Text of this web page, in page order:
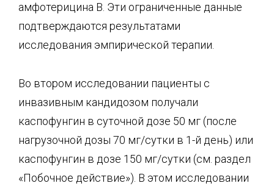
амфотерицина В. Эти ограниченные данные
подтверждаются результатами
исследования эмпирической терапии.
Во втором исследовании пациенты с
инвазивным кандидозом получали
каспофунгин в суточной дозе 50 мг (после
нагрузочной дозы 70 мг/сутки в 1-й день) или
каспофунгин в дозе 150 мг/сутки (см. раздел
«Побочное действие»). В этом исследовании